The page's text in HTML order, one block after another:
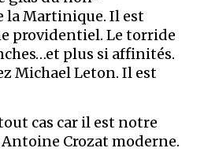
la Martinique. Il est
providentiel. Le torride
plus si affinités.
Michael Leton. Il est
cas car il est notre
Antoine Crozat moderne.